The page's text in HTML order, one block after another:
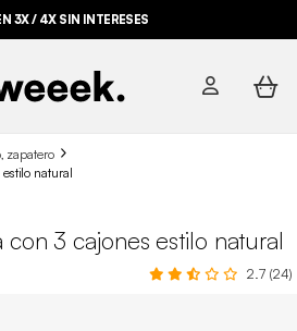
3X / 4X SIN INTERESES
zapatero
natural
3 cajones estilo natural
2.7 (24)